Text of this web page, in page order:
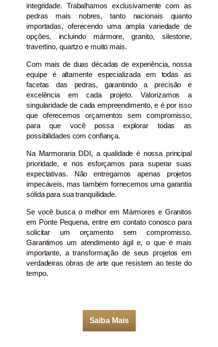
integridade. Trabalhamos exclusivamente com as
pedras mais nobres, tanto nacionais quanto
importadas, oferecendo uma ampla variedade de
opções, incluindo mármore, granito, silestone,
travertino, quartzo e muito mais.
Com mais de duas décadas de experiência, nossa
equipe é altamente especializada em todas as
facetas das pedras, garantindo a precisão e
excelência em cada projeto. Valorizamos a
singularidade de cada empreendimento, e é por isso
que oferecemos orçamentos sem compromisso,
para que você possa explorar todas as
possibilidades com confiança.
Na Marmoraria DDI, a qualidade é nossa principal
prioridade, e nos esforçamos para superar suas
expectativas. Não entregamos apenas projetos
impecáveis, mas também fornecemos uma garantia
sólida para sua tranquilidade.
Se você busca o melhor em Mármores e Granitos
em Ponte Pequena, entre em contato conosco para
solicitar um orçamento sem compromisso.
Garantimos um atendimento ágil e, o que é mais
importante, a transformação de seus projetos em
verdadeiras obras de arte que resistem ao teste do
tempo.
Saiba Mais